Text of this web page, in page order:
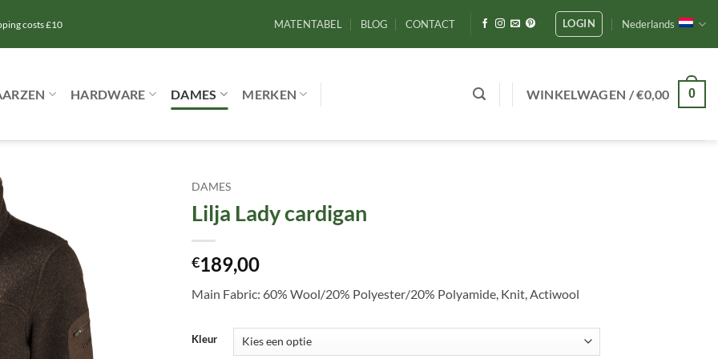
costs £10 MATENTABEL BLOG CONTACT LOGIN Nederlands
HARDWARE DAMES MERKEN WINKELWAGEN /€0,00 0
DAMES
Lilja Lady cardigan
€189,00
Main Fabric: 60% Wool/20% Polyester/20% Polyamide, Knit, Actiwool
Kleur